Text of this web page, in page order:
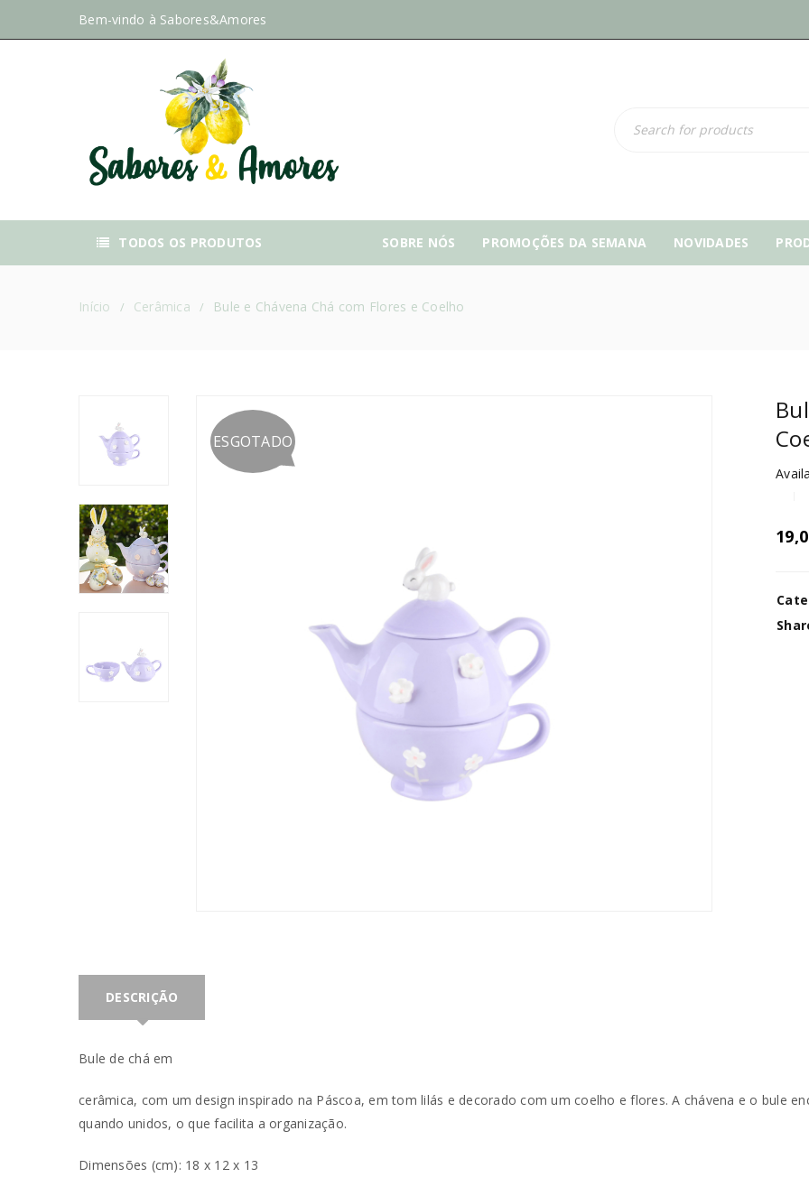
Bem-vindo à Sabores&Amores
TODOS OS PRODUTOS SOBRE NÓS PROMOÇÕES DA SEMANA NOVIDADES
Início / Cerâmica / Bule e Chávena Chá com Flores e Coelho
ESGOTADO
DESCRIÇÃO
Bule de chá em
cerâmica, com um design inspirado na Páscoa, em tom lilás e decorado com um coelho e flores. A chávena e o bule
quando unidos, o que facilita a organização.
Dimensões (cm): 18 x 12 x 13